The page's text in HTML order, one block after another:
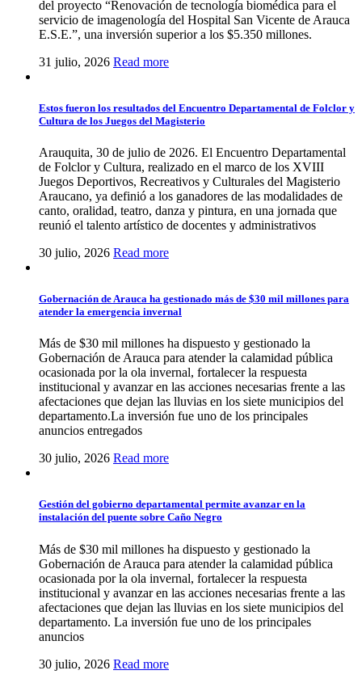
del proyecto “Renovación de tecnología biomédica para el
servicio de imagenología del Hospital San Vicente de Arauca
E.S.E.”, una inversión superior a los $5.350 millones.
31 julio, 2026 Read more
Estos fueron los resultados del Encuentro Departamental de Folclor y
Cultura de los Juegos del Magisterio
Arauquita, 30 de julio de 2026. El Encuentro Departamental
de Folclor y Cultura, realizado en el marco de los XVIII
Juegos Deportivos, Recreativos y Culturales del Magisterio
Araucano, ya definió a los ganadores de las modalidades de
canto, oralidad, teatro, danza y pintura, en una jornada que
reunió el talento artístico de docentes y administrativos
30 julio, 2026 Read more
Gobernación de Arauca ha gestionado más de $30 mil millones para
atender la emergencia invernal
Más de $30 mil millones ha dispuesto y gestionado la
Gobernación de Arauca para atender la calamidad pública
ocasionada por la ola invernal, fortalecer la respuesta
institucional y avanzar en las acciones necesarias frente a las
afectaciones que dejan las lluvias en los siete municipios del
departamento.La inversión fue uno de los principales
anuncios entregados
30 julio, 2026 Read more
Gestión del gobierno departamental permite avanzar en la
instalación del puente sobre Caño Negro
Más de $30 mil millones ha dispuesto y gestionado la
Gobernación de Arauca para atender la calamidad pública
ocasionada por la ola invernal, fortalecer la respuesta
institucional y avanzar en las acciones necesarias frente a las
afectaciones que dejan las lluvias en los siete municipios del
departamento. La inversión fue uno de los principales
anuncios
30 julio, 2026 Read more